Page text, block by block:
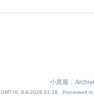
小黑屋
GMT+8, 8-8-2026 01:18 , Processed